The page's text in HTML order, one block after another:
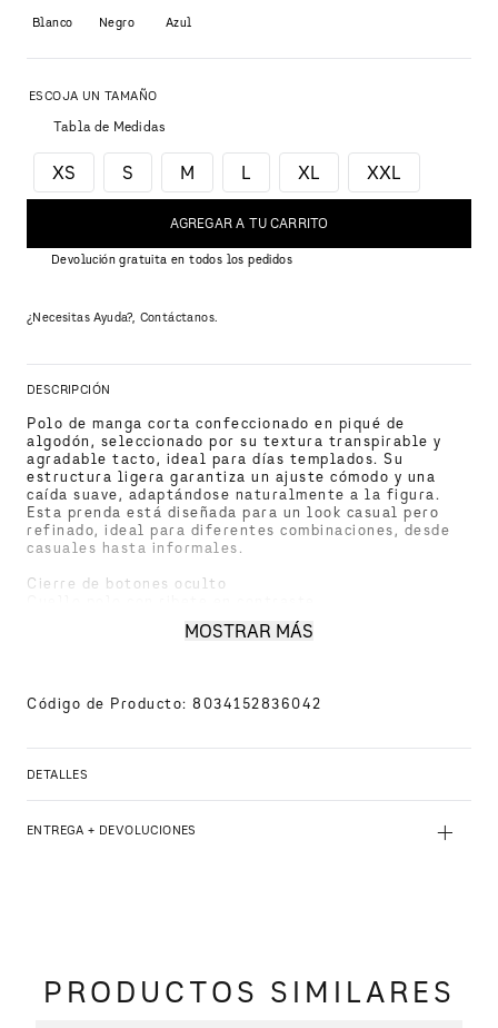
Blanco Negro Azul
Tabla de Medidas
XS S M L XL XXL
AGREGAR A TU CARRITO
Devolución gratuita en todos los pedidos
¿Necesitas Ayuda?, Contáctanos.
DESCRIPCIÓN
Polo de manga corta confeccionado en piqué de
algodón, seleccionado por su textura transpirable y
agradable tacto, ideal para días templados. Su
estructura ligera garantiza un ajuste cómodo y una
caída suave, adaptándose naturalmente a la figura.
Esta prenda está diseñada para un look casual pero
refinado, ideal para diferentes combinaciones, desde
casuales hasta informales.
Cierre de botones oculto
Mangas cortas con ribete en contraste
Aberturas laterales en el bajo
MOSTRAR MÁS
Código de Producto: 8034152836042
DETALLES
ENTREGA + DEVOLUCIONES +
PRODUCTOS SIMILARES